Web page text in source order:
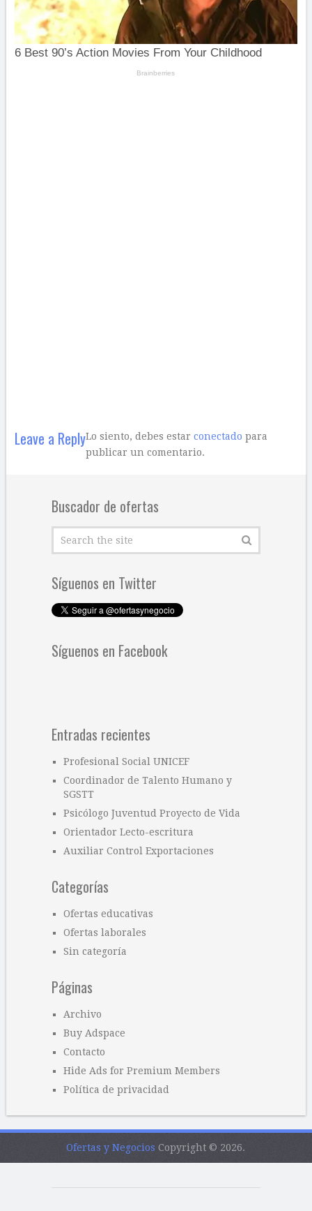
Leave a ReplyLo siento, debes estar conectado para
publicar un comentario.
Buscador de ofertas
Síguenos en Twitter
Síguenos en Facebook
Entradas recientes
Profesional Social UNICEF
Coordinador de Talento Humano y
SGSTT
Psicólogo Juventud Proyecto de Vida
Orientador Lecto-escritura
Auxiliar Control Exportaciones
Categorías
Ofertas educativas
Ofertas laborales
Sin categoría
Páginas
Archivo
Buy Adspace
Contacto
Hide Ads for Premium Members
Política de privacidad
Ofertas y Negocios Copyright © 2026.